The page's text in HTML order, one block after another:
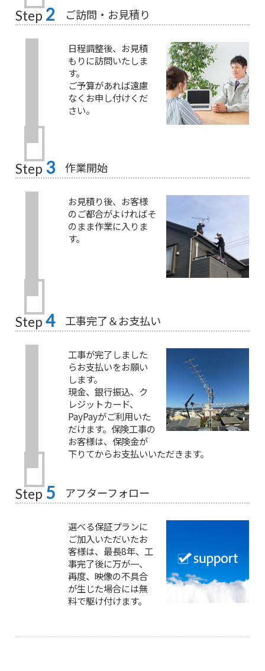
Step 2 ご訪問・お見積り
日程調整後、お見積
もりに訪問いたしま
す。
ご予算があれば遠慮
なくお申し付けくだ
さい。
Step 3 作業開始
お見積り後、お客様
のご都合がよければそ
のまま作業に入りま
す。
Step 4 工事完了＆お支払い
工事が完了しました
らお支払いをお願い
します。
現金、銀行振込、ク
レジットカード、
PayPayがご利用いた
だけます。保険工事の
お客様は、保険金が
下りてからお支払いいただきます。
Step 5 アフターフォロー
選べる保証プランに
ご加入いただいたお
客様は、最長8年、工
事完了後に万が一、
再度、映像の不具合
が生じた場合には無
料で駆け付けます。